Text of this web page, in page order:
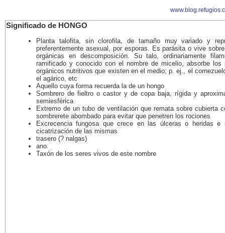
Significado de HONGO
Planta talofita, sin clorofila, de tamaño muy variado y
preferentemente asexual, por esporas. Es parásita o vive
orgánicas en descomposición. Su talo, ordinariamente
ramificado y conocido con el nombre de micelio, absorbe los
orgánicos nutritivos que existen en el medio; p. ej., el
el agárico, etc
Aquello cuya forma recuerda la de un hongo
Sombrero de fieltro o castor y de copa baja, rígida y
semiesférica
Extremo de un tubo de ventilación que remata sobre cubierta
sombrerete abombado para evitar que penetren los rociones
Excrecencia fungosa que crece en las úlceras o heridas e
cicatrización de las mismas
trasero (? nalgas)
ano.
Taxón de los seres vivos de este nombre